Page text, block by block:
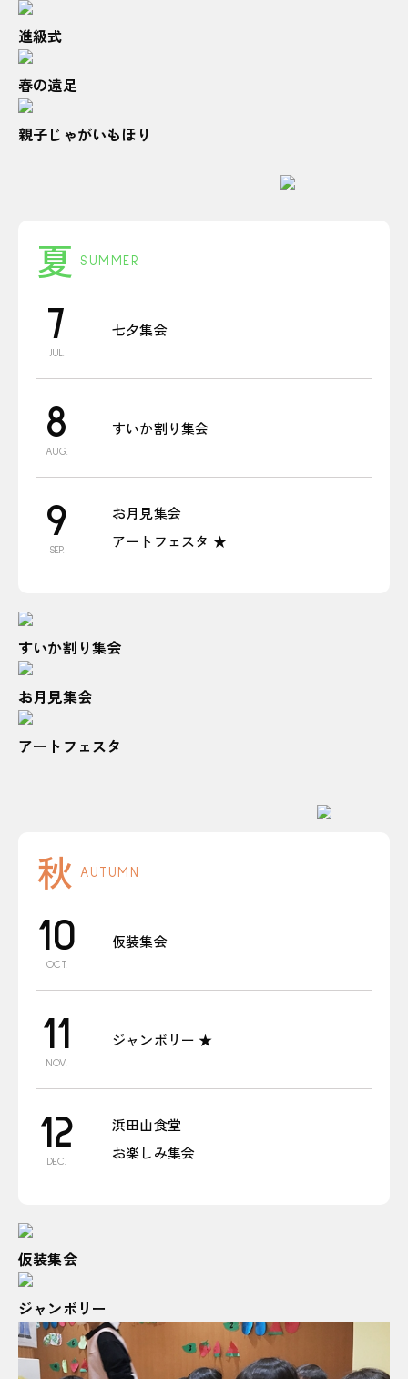
進級式
春の遠足
親子じゃがいもほり
夏 SUMMER
7
JUL.
七夕集会
8
AUG.
すいか割り集会
9
SEP.
お月見集会
アートフェスタ ★
すいか割り集会
お月見集会
アートフェスタ
秋 AUTUMN
10
OCT.
仮装集会
11
NOV.
ジャンボリー ★
12
DEC.
浜田山食堂
お楽しみ集会
仮装集会
ジャンボリー